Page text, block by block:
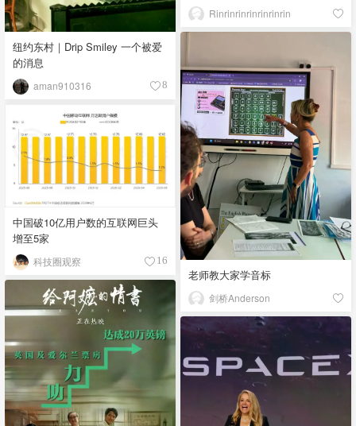
Rinrinrinrinrinrinrin
纽约东村｜Drip Smiley 一个被爱
的消息
aman910316 8
老师教大家学音标
剑桥Anderson
中国破10亿用户数的互联网巨头
增至5家
科技圈观察 16